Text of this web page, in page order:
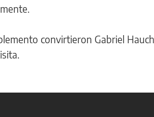
convirtieron Gabriel